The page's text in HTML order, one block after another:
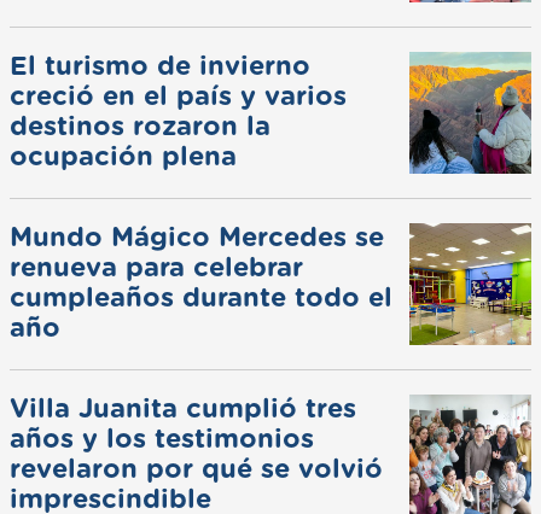
El turismo de invierno
creció en el país y varios
destinos rozaron la
ocupación plena
Mundo Mágico Mercedes se
renueva para celebrar
cumpleaños durante todo el
año
Villa Juanita cumplió tres
años y los testimonios
revelaron por qué se volvió
imprescindible